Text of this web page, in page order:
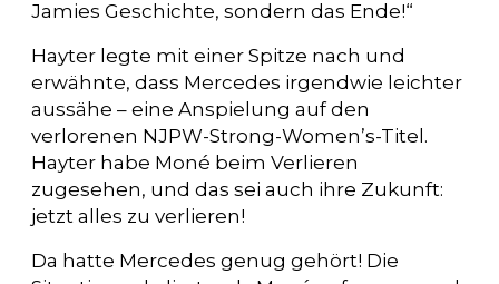
Jamies Geschichte, sondern das Ende!“
Hayter legte mit einer Spitze nach und
erwähnte, dass Mercedes irgendwie leichter
aussähe – eine Anspielung auf den
verlorenen NJPW-Strong-Women’s-Titel.
Hayter habe Moné beim Verlieren
zugesehen, und das sei auch ihre Zukunft:
jetzt alles zu verlieren!
Da hatte Mercedes genug gehört! Die